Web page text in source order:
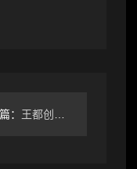
： 王都创世录周常速刷技巧及波克高效攻略